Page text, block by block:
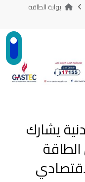
بوابة الطاقة
يشارك